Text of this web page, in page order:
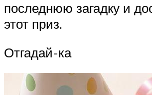
последнюю загадку и
этот приз.
Отгадай-ка